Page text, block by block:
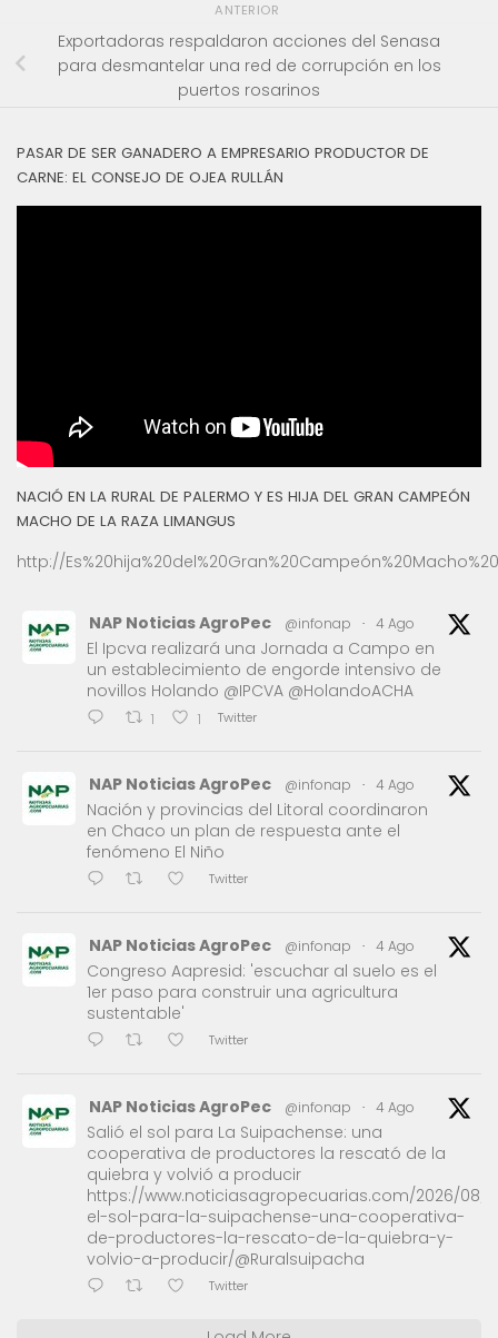
ANTERIOR
Exportadoras respaldaron acciones del Senasa
para desmantelar una red de corrupción en los
puertos rosarinos
PASAR DE SER GANADERO A EMPRESARIO PRODUCTOR DE
CARNE: EL CONSEJO DE OJEA RULLÁN
NACIÓ EN LA RURAL DE PALERMO Y ES HIJA DEL GRAN CAMPEÓN
MACHO DE LA RAZA LIMANGUS
http://
NAP Noticias AgroPec @infonap · 4 Ago
El Ipcva realizará una Jornada a Campo en
un establecimiento de engorde intensivo de
novillos Holando @IPCVA @HolandoACHA
1 1 Twitter
NAP Noticias AgroPec @infonap · 4 Ago
Nación y provincias del Litoral coordinaron
en Chaco un plan de respuesta ante el
fenómeno El Niño
Twitter
NAP Noticias AgroPec @infonap · 4 Ago
Congreso Aapresid: 'escuchar al suelo es el
1er paso para construir una agricultura
sustentable'
Twitter
NAP Noticias AgroPec @infonap · 4 Ago
Salió el sol para La Suipachense: una
cooperativa de productores la rescató de la
quiebra y volvió a producir
https://www.noticiasagropecuarias.com/2026/08/
el-sol-para-la-suipachense-una-cooperativa-
de-productores-la-rescato-de-la-quiebra-y-
volvio-a-producir/@Ruralsuipacha
Twitter